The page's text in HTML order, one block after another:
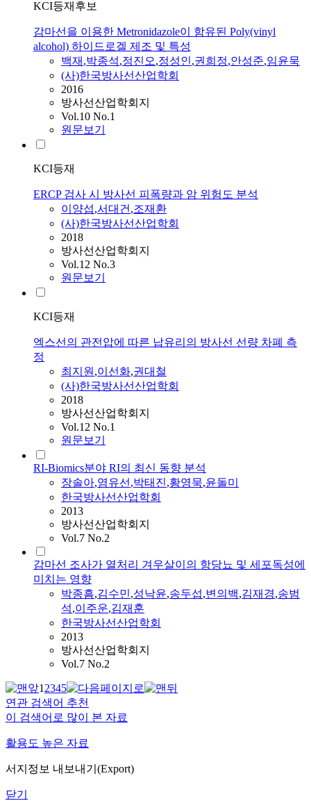
KCI등재후보
감마선을 이용한 Metronidazole이 함유된 Poly(vinyl
alcohol) 하이드로겔 제조 및 특성
백재 ,박종석,정진오,정성인,권희정,안성준,임윤묵
(사)한국방사선산업학회
2016
방사선산업학회지
Vol.10 No.1
원문보기
KCI등재
ERCP 검사 시 방사선 피폭량과 암 위험도 분석
이양섭,서대건,조재환
(사)한국방사선산업학회
2018
방사선산업학회지
Vol.12 No.3
원문보기
KCI등재
엑스선의 관전압에 따른 납유리의 방사선 선량 차폐 측
정
최지원,이선화,권대철
(사)한국방사선산업학회
2018
방사선산업학회지
Vol.12 No.1
원문보기
RI-Biomics분야 RI의 최신 동향 분석
장솔아,염유선,박태진,황영묵,윤돌미
한국방사선산업학회
2013
방사선산업학회지
Vol.7 No.2
감마선 조사가 열처리 겨우살이의 항당뇨 및 세포독성에
미치는 영향
박종흠,김수민,성낙윤,송두섭,변의백,김재경,송범
석,이주운,김재훈
한국방사선산업학회
2013
방사선산업학회지
Vol.7 No.2
12345
연관 검색어 추천
이 검색어로 많이 본 자료
활용도 높은 자료
서지정보 내보내기(Export)
닫기